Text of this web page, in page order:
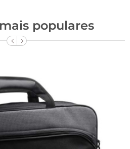
populares